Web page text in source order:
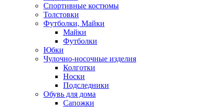
Спортивные костюмы
Толстовки
Футболки, Майки
Майки
Футболки
Юбки
Чулочно-носочные изделия
Колготки
Носки
Подследники
Обувь для дома
Сапожки